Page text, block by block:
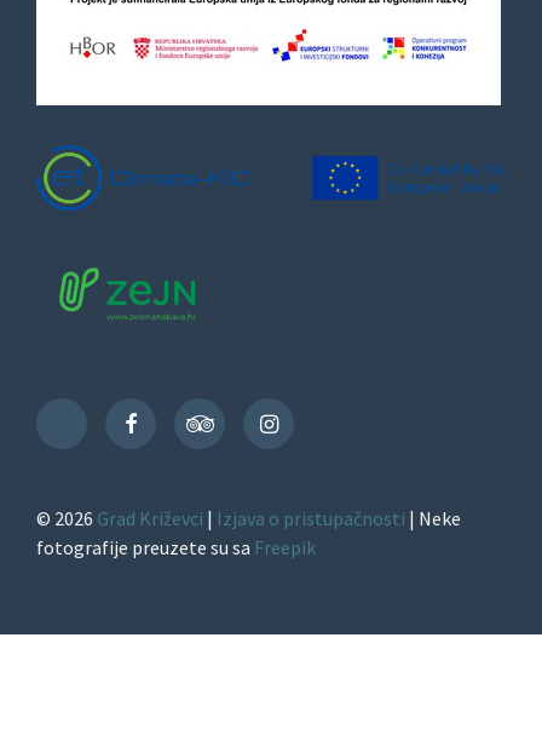
TikTok
FacebookTripAdvisorInstagram
© 2026 Grad Križevci | Izjava o pristupačnosti | Neke
fotografije preuzete su sa Freepik